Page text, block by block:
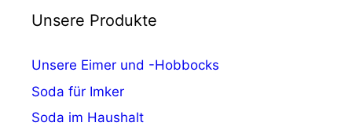
Unsere Produkte
Unsere Eimer und -Hobbocks
Soda für Imker
Soda im Haushalt